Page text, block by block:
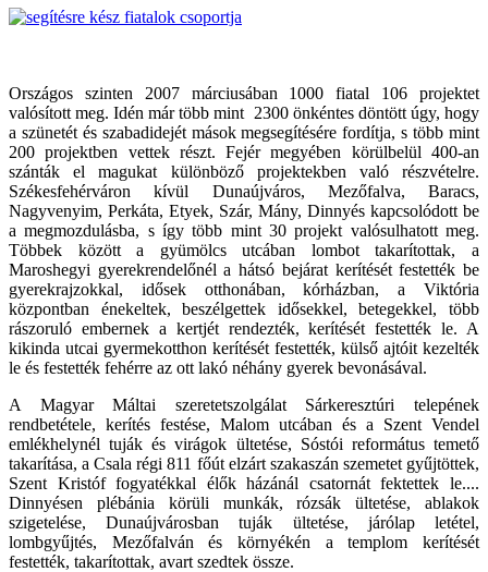
Országos szinten 2007 márciusában 1000 fiatal 106 projektet
valósított meg. Idén már több mint 2300 önkéntes döntött úgy, hogy
a szünetét és szabadidejét mások megsegítésére fordítja, s több mint
200 projektben vettek részt. Fejér megyében körülbelül 400-an
szánták el magukat különböző projektekben való részvételre.
Székesfehérváron kívül Dunaújváros, Mezőfalva, Baracs,
Nagyvenyim, Perkáta, Etyek, Szár, Mány, Dinnyés kapcsolódott be
a megmozdulásba, s így több mint 30 projekt valósulhatott meg.
Többek között a gyümölcs utcában lombot takarítottak, a
Maroshegyi gyerekrendelőnél a hátsó bejárat kerítését festették be
gyerekrajzokkal, idősek otthonában, kórházban, a Viktória
központban énekeltek, beszélgettek idősekkel, betegekkel, több
rászoruló embernek a kertjét rendezték, kerítését festették le. A
kikinda utcai gyermekotthon kerítését festették, külső ajtóit kezelték
le és festették fehérre az ott lakó néhány gyerek bevonásával.
A Magyar Máltai szeretetszolgálat Sárkeresztúri telepének
rendbetétele, kerítés festése, Malom utcában és a Szent Vendel
emlékhelynél tuják és virágok ültetése, Sóstói református temető
takarítása, a Csala régi 811 főút elzárt szakaszán szemetet gyűjtöttek,
Szent Kristóf fogyatékkal élők házánál csatornát fektettek le....
Dinnyésen plébánia körüli munkák, rózsák ültetése, ablakok
szigetelése, Dunaújvárosban tuják ültetése, járólap letétel,
lombgyűjtés, Mezőfalván és környékén a templom kerítését
festették, takarítottak, avart szedtek össze.